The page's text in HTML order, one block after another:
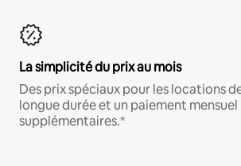
La simplicité du prix au mois
Des prix spéciaux pour les locations
longue durée et un paiement mensuel
supplémentaires.*